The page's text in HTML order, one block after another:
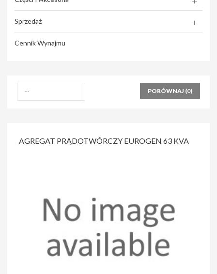
Sprzedaż
Cennik Wynajmu
PORÓWNAJ (0)
AGREGAT PRĄDOTWÓRCZY EUROGEN 63 KVA